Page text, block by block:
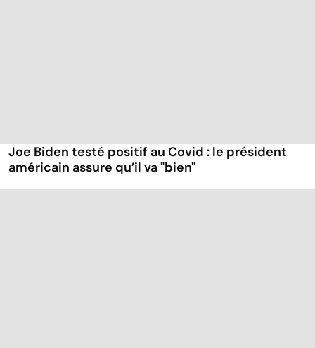
Joe Biden testé positif au Covid : le président
américain assure qu’il va "bien"